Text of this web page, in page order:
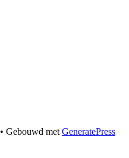
• Gebouwd met GeneratePress